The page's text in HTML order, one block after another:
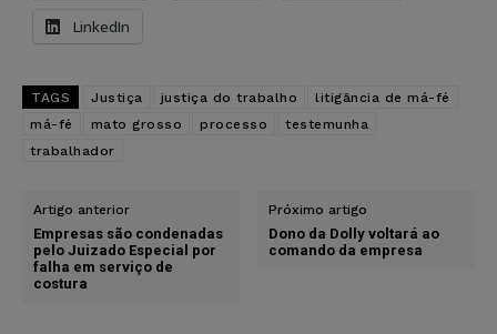
LinkedIn
TAGS Justiça justiça do trabalho
litigância de má-fé
má-fé
mato grosso processo
testemunha
trabalhador
Artigo anterior
Empresas são condenadas
pelo Juizado Especial por
falha em serviço de
costura
Próximo artigo
Dono da Dolly voltará ao
comando da empresa